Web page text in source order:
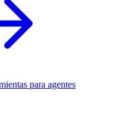
para agentes